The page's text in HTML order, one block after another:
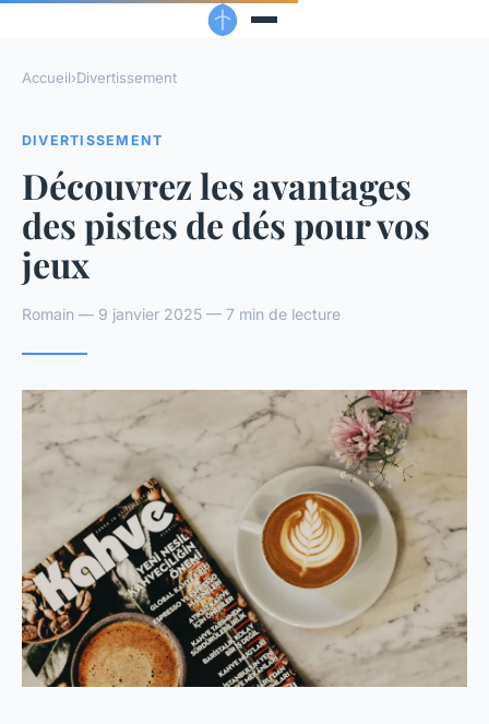
Accueil›Divertissement
DIVERTISSEMENT
Découvrez les avantages
des pistes de dés pour vos
jeux
Romain — 9 janvier 2025 — 7 min de lecture